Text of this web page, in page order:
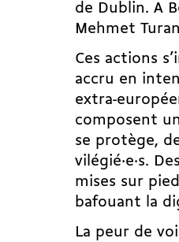
de Dublin. A
Mehmet
Ces actions
accru en
extra-
composent
se protège,
vi­légié·e·s.
mises sur
bafouant la
La peur de